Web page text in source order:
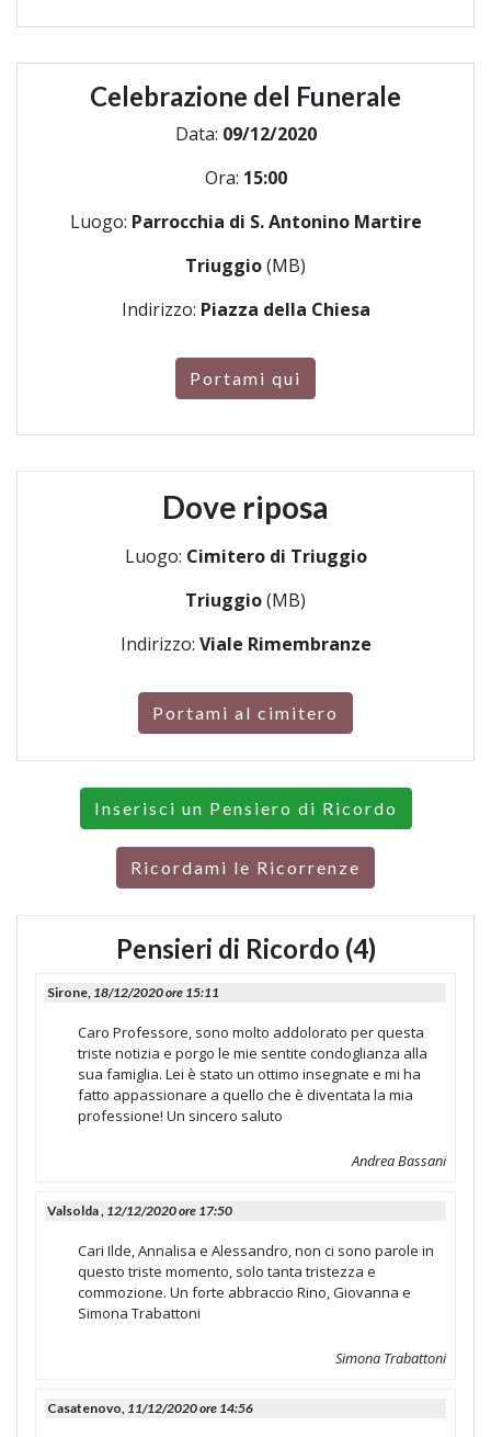
Celebrazione del Funerale
Data: 09/12/2020
Ora: 15:00
Luogo: Parrocchia di S. Antonino Martire
Triuggio(MB)
Indirizzo: Piazza della Chiesa
Portami qui
Dove riposa
Luogo: Cimitero di Triuggio
Triuggio(MB)
Indirizzo: Viale Rimembranze
Portami al cimitero
Inserisci un Pensiero di Ricordo
Ricordami le Ricorrenze
Pensieri di Ricordo (4)
Sirone, 18/12/2020 ore 15:11
Caro Professore, sono molto addolorato per questa
triste notizia e porgo le mie sentite condoglianza alla
sua famiglia. Lei è stato un ottimo insegnate e mi ha
fatto appassionare a quello che è diventata la mia
professione! Un sincero saluto
Andrea Bassani
Valsolda , 12/12/2020 ore 17:50
Cari Ilde, Annalisa e Alessandro, non ci sono parole in
questo triste momento, solo tanta tristezza e
commozione. Un forte abbraccio Rino, Giovanna e
Simona Trabattoni
Simona Trabattoni
Casatenovo, 11/12/2020 ore 14:56